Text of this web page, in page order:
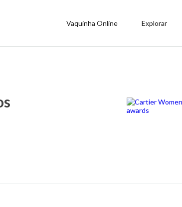
Vaquinha Online Explorar